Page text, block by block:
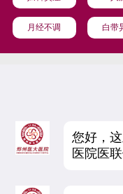
月经不调 白带
您好，
医院医联